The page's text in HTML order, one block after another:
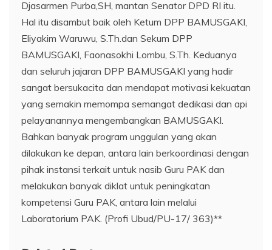
Djasarmen Purba,SH, mantan Senator DPD RI itu.
Hal itu disambut baik oleh Ketum DPP BAMUSGAKI,
Eliyakim Waruwu, S.Th.dan Sekum DPP
BAMUSGAKI, Faonasokhi Lombu, S.Th. Keduanya
dan seluruh jajaran DPP BAMUSGAKI yang hadir
sangat bersukacita dan mendapat motivasi kekuatan
yang semakin memompa semangat dedikasi dan api
pelayanannya mengembangkan BAMUSGAKI.
Bahkan banyak program unggulan yang akan
dilakukan ke depan, antara lain berkoordinasi dengan
pihak instansi terkait untuk nasib Guru PAK dan
melakukan banyak diklat untuk peningkatan
kompetensi Guru PAK, antara lain melalui
Laboratorium PAK. (Profi Ubud/PU-17/ 363)**